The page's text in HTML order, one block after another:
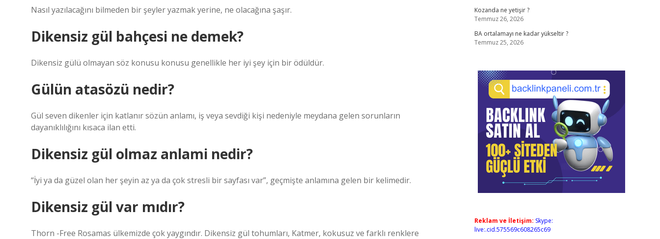
Nasıl yazılacağını bilmeden bir şeyler yazmak yerine, ne olacağına şaşır.
Dikensiz gül bahçesi ne demek?
Dikensiz gülü olmayan söz konusu konusu genellikle her iyi şey için bir ödüldür.
Gülün atasözü nedir?
Gül seven dikenler için katlanır sözün anlamı, iş veya sevdiği kişi nedeniyle meydana gelen sorunların
dayanıklılığını kısaca ilan etti.
Dikensiz gül olmaz anlami nedir?
“İyi ya da güzel olan her şeyin az ya da çok stresli bir sayfası var”, geçmişte anlamına gelen bir kelimedir.
Dikensiz gül var mıdır?
Thorn -Free Rosamas ülkemizde çok yaygındır. Dikensiz gül tohumları, Katmer, kokusuz ve farklı renklere
Kozanda ne yetişir ?
Temmuz 26, 2026
BA ortalamayı ne kadar yükseltir ?
Temmuz 25, 2026
Reklam ve İletişim: Skype:
live:.cid.575569c608265c69